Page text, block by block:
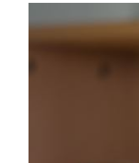
principale
médiatique